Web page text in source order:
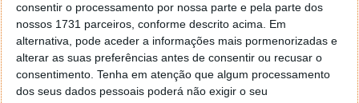
consentir o processamento por nossa parte e pela parte dos
nossos 1731 parceiros, conforme descrito acima. Em
alternativa, pode aceder a informações mais pormenorizadas e
alterar as suas preferências antes de consentir ou recusar o
consentimento. Tenha em atenção que algum processamento
dos seus dados pessoais poderá não exigir o seu
Isso ainda pode parecer um passo totalmente
desnecessário, mas Mosseri apontou que construir
duas versões da mesma caixa de entrada poderia
facilmente complicar-se.